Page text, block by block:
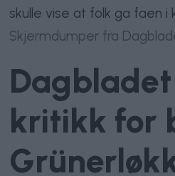
skulle vise at folk ga faen i
Skjermdumper fra
kritikk for